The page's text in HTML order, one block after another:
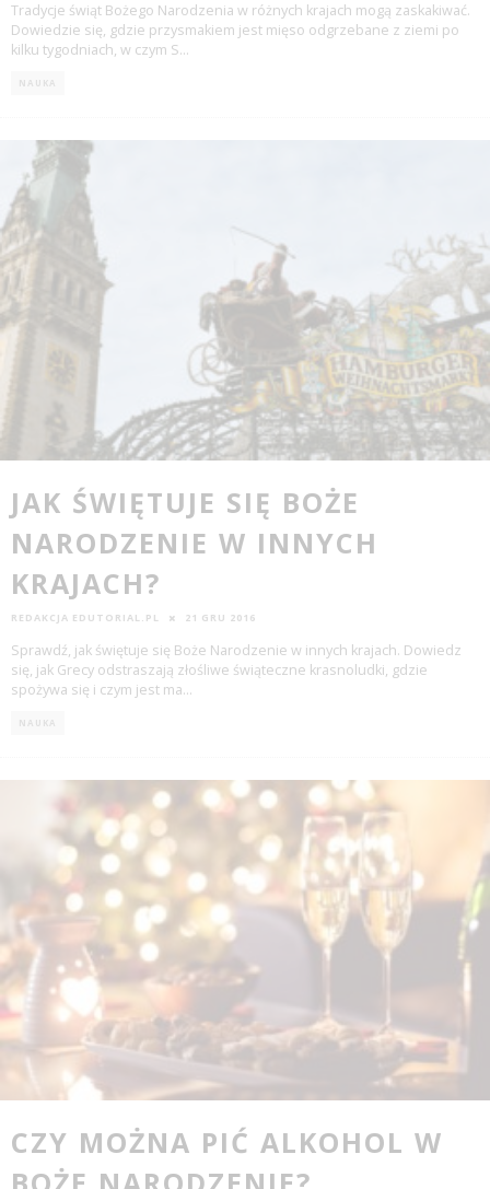
Tradycje świąt Bożego Narodzenia w różnych krajach mogą zaskakiwać.
Dowiedzie się, gdzie przysmakiem jest mięso odgrzebane z ziemi po
kilku tygodniach, w czym S...
NAUKA
JAK ŚWIĘTUJE SIĘ BOŻE
NARODZENIE W INNYCH
KRAJACH?
REDAKCJA EDUTORIAL.PL 21 GRU 2016
Sprawdź, jak świętuje się Boże Narodzenie w innych krajach. Dowiedz
się, jak Grecy odstraszają złośliwe świąteczne krasnoludki, gdzie
spożywa się i czym jest ma...
NAUKA
CZY MOŻNA PIĆ ALKOHOL W